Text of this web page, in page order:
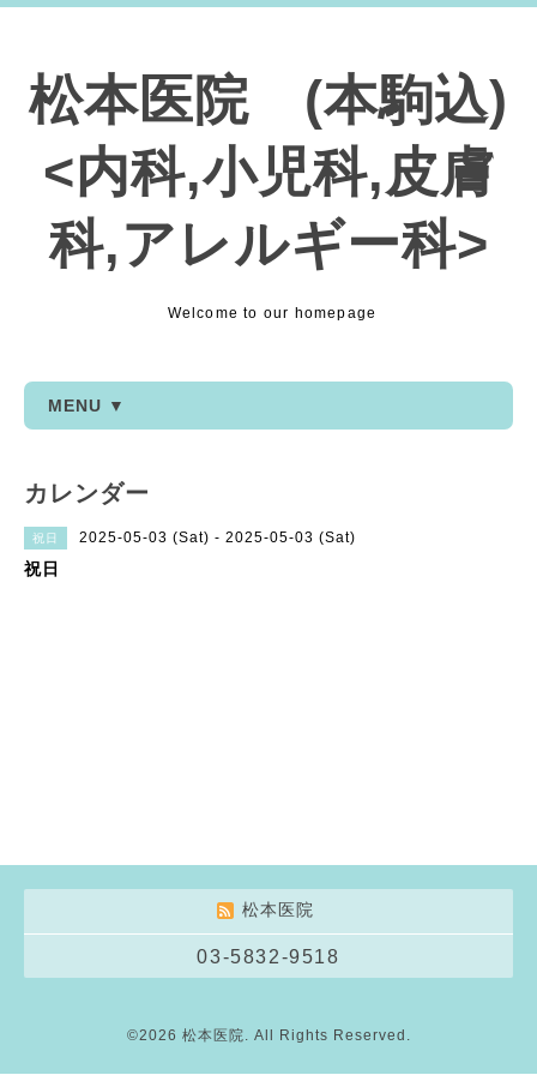
松本医院 (本駒込)
<内科,小児科,皮膚
科,アレルギー科>
Welcome to our homepage
MENU ▼
カレンダー
祝日 2025-05-03 (Sat) - 2025-05-03 (Sat)
祝日
松本医院
03-5832-9518
©2026 松本医院. All Rights Reserved.